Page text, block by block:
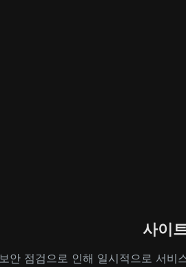
사이
보안 점검으로 인해 일시적으로 서비